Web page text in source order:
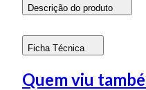
Descrição do produto
Ficha Técnica
Quem viu